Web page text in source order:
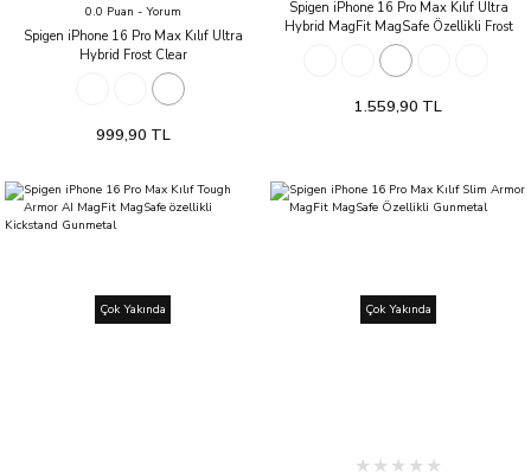
0.0 Puan - Yorum
Spigen iPhone 16 Pro Max Kılıf Ultra
Hybrid Frost Clear
999,90 TL
Spigen iPhone 16 Pro Max Kılıf Ultra
Hybrid MagFit MagSafe Özellikli Frost
Clear
1.559,90 TL
Çok Yakında Çok Yakında